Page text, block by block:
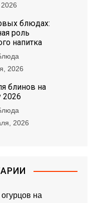
блюдах:
роль
напитка
2026
блинов на
2026
2026
на